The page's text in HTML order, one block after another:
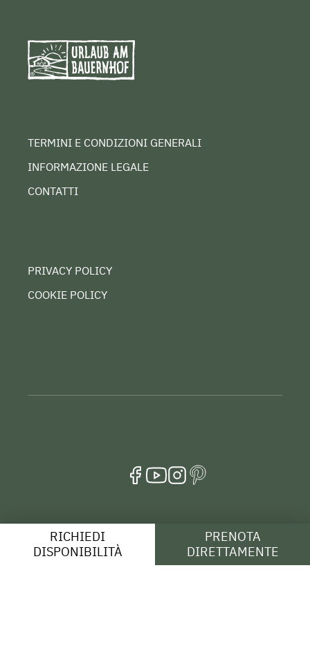
RICHIEDI
DISPONIBILITÀ
PRENOTA
DIRETTAMENTE
TERMINI E CONDIZIONI GENERALI
INFORMAZIONE LEGALE
CONTATTI
PRIVACY POLICY
COOKIE POLICY